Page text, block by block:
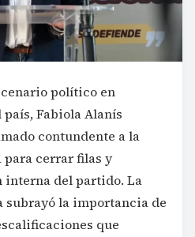
político en
Fabiola Alanís
contundente a la
cerrar filas y
interna del partido. La
la importancia de
que